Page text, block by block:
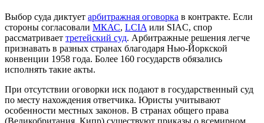
Выбор суда диктует арбитражная оговорка в контракте. Если
стороны согласовали МКАС, LCIA или SIAC, спор
рассматривает третейский суд. Арбитражные решения легче
признавать в разных странах благодаря Нью-Йоркской
конвенции 1958 года. Более 160 государств обязались
исполнять такие акты.
При отсутствии оговорки иск подают в государственный суд
по месту нахождения ответчика. Юристы учитывают
особенности местных законов. В странах общего права
(Великобритания, Кипр) существуют приказы о всемирном